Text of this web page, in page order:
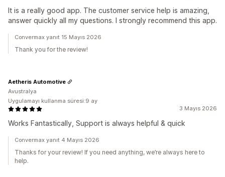
It is a really good app. The customer service help is amazing,
answer quickly all my questions. I strongly recommend this app.
Convermax yanıt 15 Mayıs 2026
Thank you for the review!
3 Mayıs 2026
Works Fantastically, Support is always helpful & quick
Aetheris Automotive
Avustralya
Uygulamayı kullanma süresi:9 ay
Convermax yanıt 4 Mayıs 2026
Thanks for your review! If you need anything, we’re always here to
help.